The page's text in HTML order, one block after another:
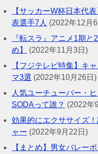
【サッカーW杯日本代
表選手7人 (2022年12月
『転スラ』アニメ1期
め】
(2022年11月3日)
【フジテレビ特集】キ
マ3選 (2022年10月26日)
人気ユーチューバー・
SODAって誰？ (2022年
効果的にエクササイズ
ャー (2022年9月22日)
【まとめ】男女バレー